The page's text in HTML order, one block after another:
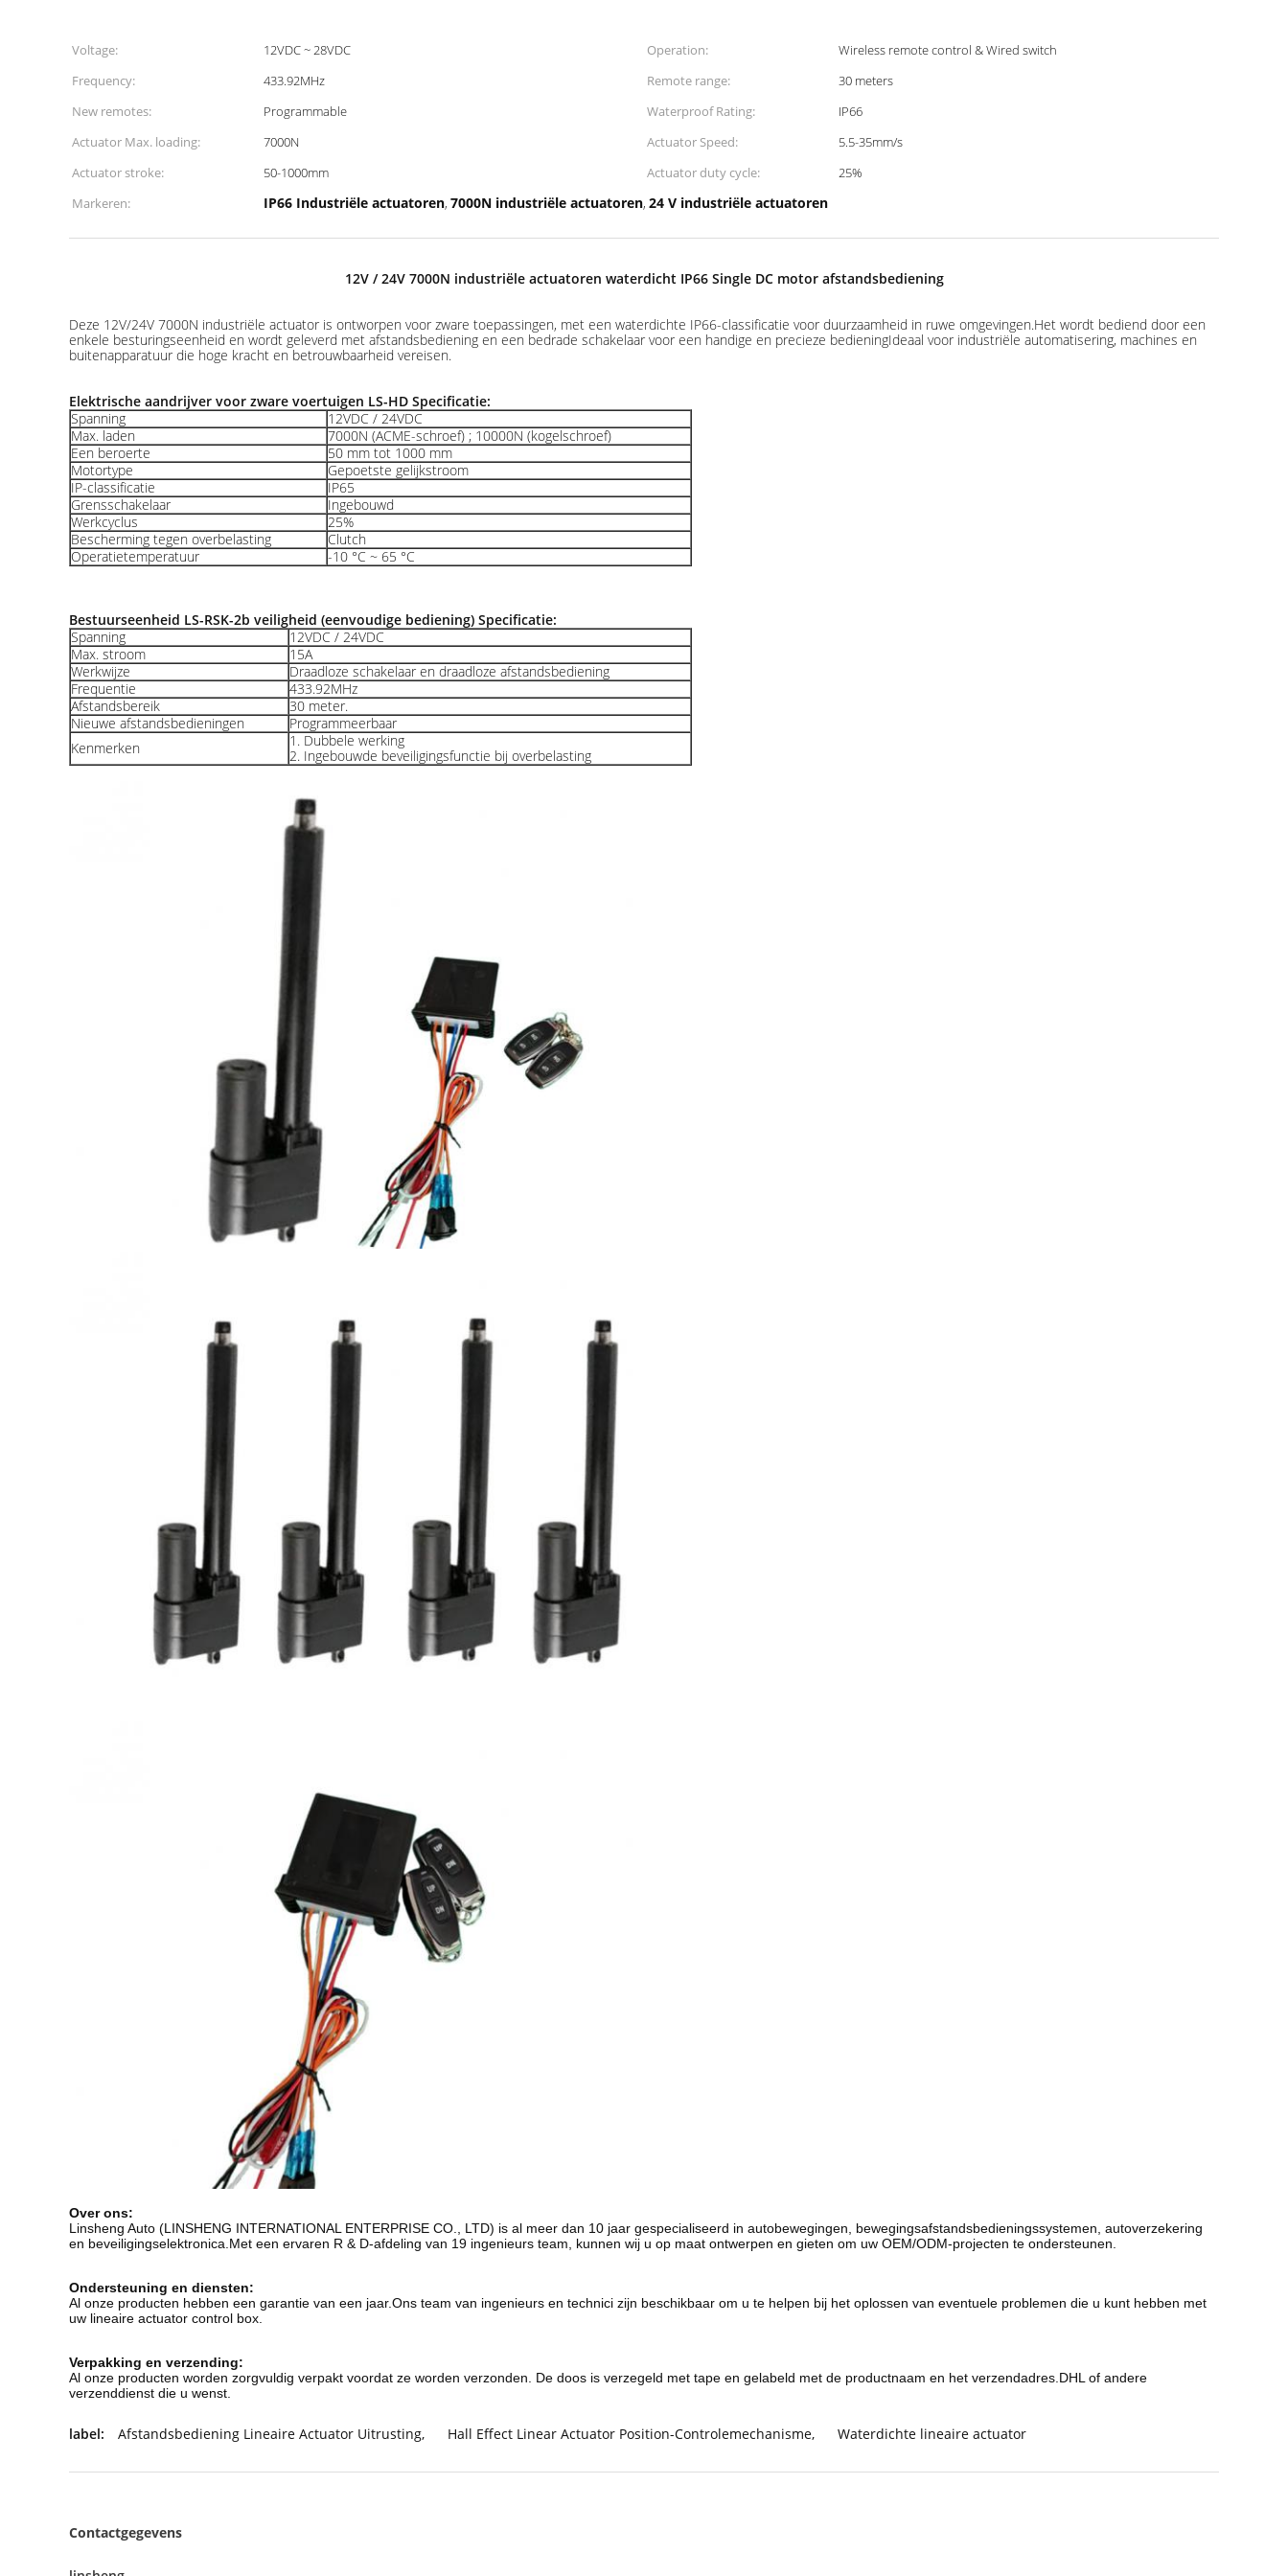
Voltage: 12VDC ~ 28VDC Operation:
Wireless remote control & Wired switch
Frequency:
433.92MHz Remote range:
30 meters
New remotes:
Programmable Waterproof Rating:
IP66
Actuator Max. loading:
7000N Actuator Speed:
5.5-35mm/s
Actuator stroke:
50-1000mm Actuator duty cycle:
25%
Markeren:
IP66 Industriële actuatoren, 7000N industriële actuatoren, 24 V industriële actuatoren
12V / 24V 7000N industriële actuatoren waterdicht IP66 Single DC motor afstandsbediening
Deze 12V/24V 7000N industriële actuator is ontworpen voor zware toepassingen, met een waterdichte IP66-classificatie voor duurzaamheid in ruwe omgevingen.Het wordt bediend door een
enkele besturingseenheid en wordt geleverd met afstandsbediening en een bedrade schakelaar voor een handige en precieze bedieningIdeaal voor industriële automatisering, machines en
buitenapparatuur die hoge kracht en betrouwbaarheid vereisen.
Elektrische aandrijver voor zware voertuigen LS-HD Specificatie:
Spanning
12VDC / 24VDC
Max. laden
7000N (ACME-schroef) ; 10000N (kogelschroef)
Een beroerte
50 mm tot 1000 mm
Motortype
Gepoetste gelijkstroom
IP-classificatie
IP65
Grensschakelaar
Ingebouwd
Werkcyclus
25%
Bescherming tegen overbelasting
Clutch
Operatietemperatuur
-10 °C ~ 65 °C
Bestuurseenheid LS-RSK-2b veiligheid (eenvoudige bediening) Specificatie:
Spanning
12VDC / 24VDC
Max. stroom
15A
Werkwijze
Draadloze schakelaar en draadloze afstandsbediening
Frequentie
433.92MHz
Afstandsbereik
30 meter.
Nieuwe afstandsbedieningen
Programmeerbaar
Kenmerken
1. Dubbele werking
2. Ingebouwde beveiligingsfunctie bij overbelasting
Over ons:
Linsheng Auto (LINSHENG INTERNATIONAL ENTERPRISE CO., LTD) is al meer dan 10 jaar gespecialiseerd in autobewegingen, bewegingsafstandsbedieningssystemen, autoverzekering
en beveiligingselektronica.Met een ervaren R & D-afdeling van 19 ingenieurs team, kunnen wij u op maat ontwerpen en gieten om uw OEM/ODM-projecten te ondersteunen.
Ondersteuning en diensten:
Al onze producten hebben een garantie van een jaar.Ons team van ingenieurs en technici zijn beschikbaar om u te helpen bij het oplossen van eventuele problemen die u kunt hebben met
uw lineaire actuator control box.
Verpakking en verzending:
Al onze producten worden zorgvuldig verpakt voordat ze worden verzonden. De doos is verzegeld met tape en gelabeld met de productnaam en het verzendadres.DHL of andere
verzenddienst die u wenst.
label: Afstandsbediening Lineaire Actuator Uitrusting, Hall Effect Linear Actuator Position-Controlemechanisme, Waterdichte lineaire actuator
Contactgegevens